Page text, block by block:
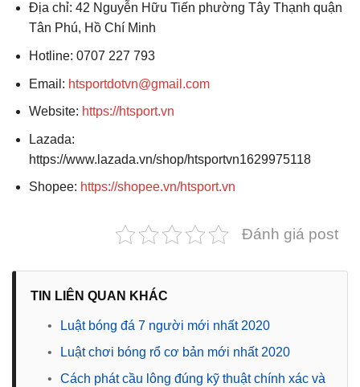
Địa chỉ: 42 Nguyễn Hữu Tiến phường Tây Thạnh quận
Tân Phú, Hồ Chí Minh
Hotline: 0707 227 793
Email: htsportdotvn@gmail.com
Website: https://htsport.vn
Lazada:
https://www.lazada.vn/shop/htsportvn1629975118
Shopee: https://shopee.vn/htsport.vn
Đánh giá post
TIN LIÊN QUAN KHÁC
•
Luật bóng đá 7 người mới nhất 2020
•
Luật chơi bóng rổ cơ bản mới nhất 2020
•
Cách phát cầu lông đúng kỹ thuật chính xác và